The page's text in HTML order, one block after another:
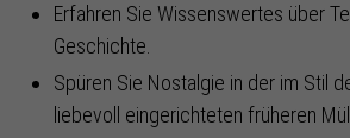
Erfahren Sie Wissenswertes über
Geschichte.
Spüren Sie Nostalgie in der im Stil
liebevoll eingerichteten früheren